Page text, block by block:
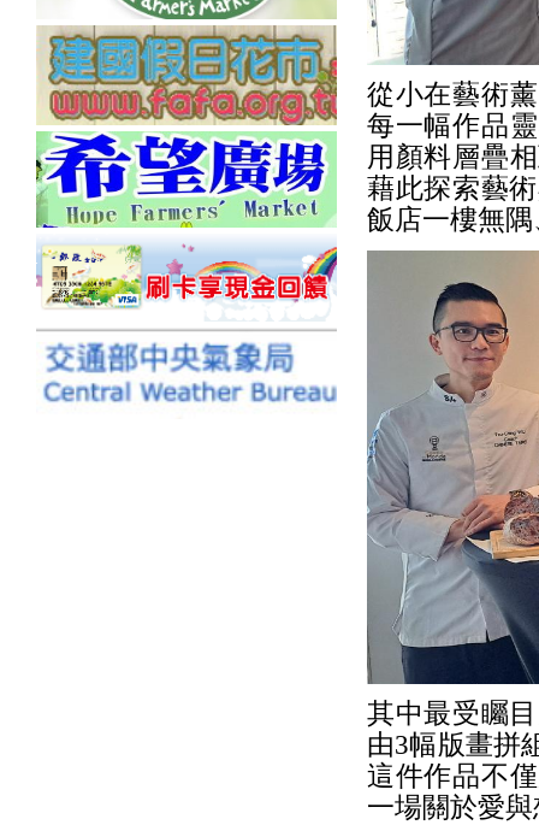
從小在藝術
每一幅作品
用顏料層疊
藉此探索藝
飯店一樓無
其中最受矚
由3幅版畫拼
這件作品不
一場關於愛